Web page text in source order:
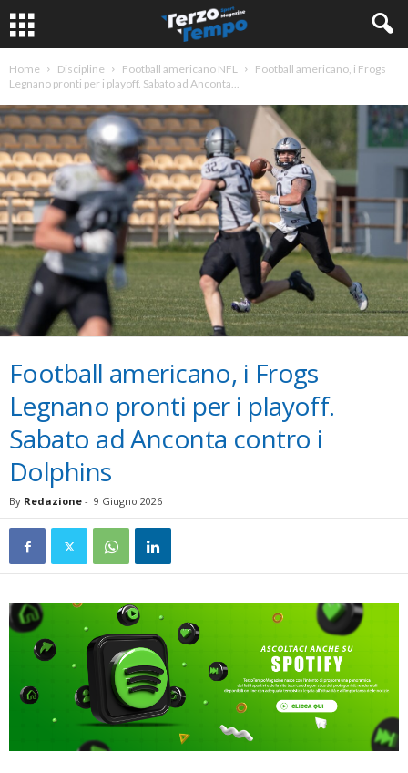
Home Discipline Football americano NFL
Football americano, i Frogs
Legnano pronti per i playoff. Sabato ad Anconta...
Football americano, i Frogs
Legnano pronti per i playoff.
Sabato ad Anconta contro i
Dolphins
By Redazione - 9 Giugno 2026